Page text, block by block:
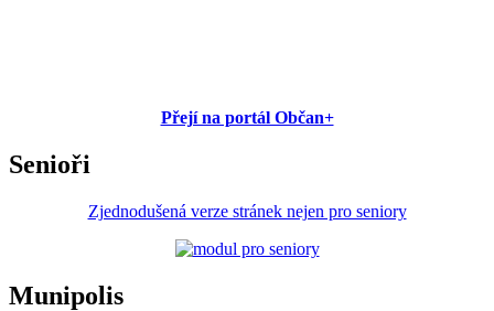
Přejí na portál Občan+
Senioři
Zjednodušená verze stránek nejen pro seniory
Munipolis